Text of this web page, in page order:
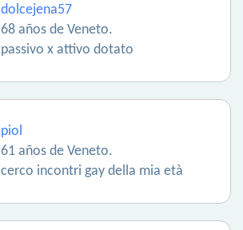
dolcejena57
68 años de Veneto.
passivo x attivo dotato
piol
61 años de Veneto.
cerco incontri gay della mia età